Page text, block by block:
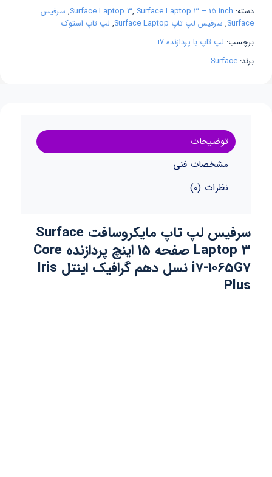
دسته:
Surface Laptop 3, Surface Laptop 3 – 15 inch
, سرفیس
Surface
, سرفیس لپ تاپ Surface Laptop , لپ تاپ استوک
برچسب: لپ تاپ با پردازنده i7
برند: Surface
توضیحات
مشخصات فنی
نظرات (0)
سرفیس لپ تاپ مایکروسافت Surface
Laptop 3 صفحه 15 اینچ پردازنده Core
i7-1065G7 نسل دهم گرافیک اینتل Iris
Plus